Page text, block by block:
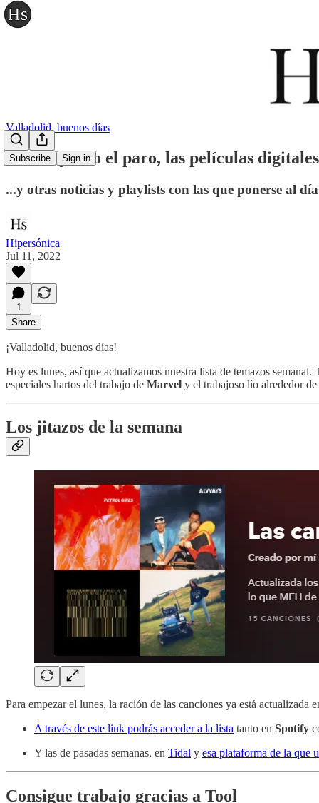
Subscribe Sign in
Valladolid, buenos días
Tool bajando el paro, las películas
...y otras noticias y playlists con las que ponerse al día
Hipersónica
Jul 11, 2022
1
Share
¡Valladolid, buenos días!
Hoy es lunes, así que actualizamos nuestra lista de temazos
especiales hartos del trabajo de Marvel y el trabajoso lío alrededor
Los jitazos de la semana
Para empezar el lunes, la ración de las canciones ya está actualizada
A través de este link podrás acceder a la lista tanto en Spotify
Y las de pasadas semanas, en Tidal y esa plataforma de la que
Consigue trabajo gracias a Tool